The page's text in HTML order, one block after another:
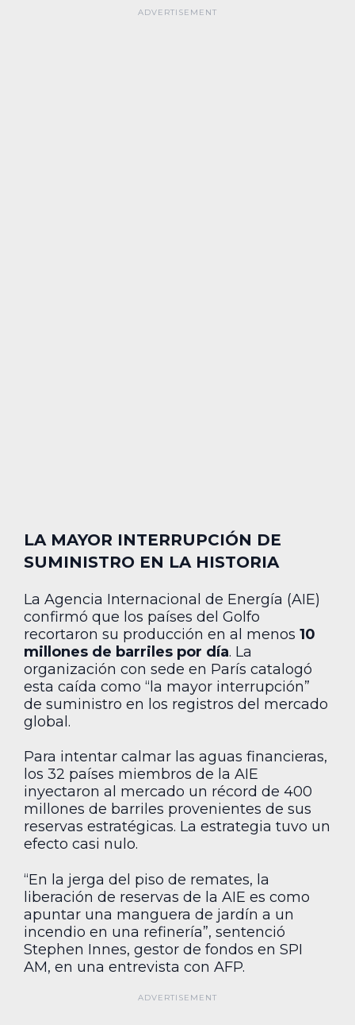
LA MAYOR INTERRUPCIÓN DE
SUMINISTRO EN LA HISTORIA
La Agencia Internacional de Energía (AIE)
confirmó que los países del Golfo
recortaron su producción en al menos 10
millones de barriles por día. La
organización con sede en París catalogó
esta caída como “la mayor interrupción”
de suministro en los registros del mercado
global.
Para intentar calmar las aguas financieras,
los 32 países miembros de la AIE
inyectaron al mercado un récord de 400
millones de barriles provenientes de sus
reservas estratégicas. La estrategia tuvo un
efecto casi nulo.
“En la jerga del piso de remates, la
liberación de reservas de la AIE es como
apuntar una manguera de jardín a un
incendio en una refinería”, sentenció
Stephen Innes, gestor de fondos en SPI
AM, en una entrevista con AFP.